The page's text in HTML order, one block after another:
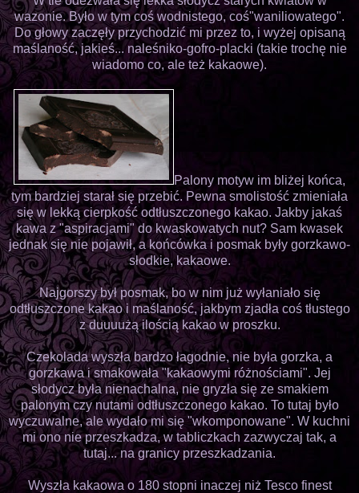
wazonie. Było w tym coś wodnistego, coś"waniliowatego".
Do głowy zaczęły przychodzić mi przez to, i wyżej opisaną
maślaność, jakieś... naleśniko-gofro-placki (takie trochę nie
wiadomo co, ale też kakaowe).
Palony motyw im bliżej końca,
tym bardziej starał się przebić. Pewna smolistość zmieniała
się w lekką cierpkość odtłuszczonego kakao. Jakby jakaś
kawa z "aspiracjami" do kwaskowatych nut? Sam kwasek
jednak się nie pojawił, a końcówka i posmak były gorzkawo-
słodkie, kakaowe.
Najgorszy był posmak, bo w nim już wyłaniało się
odtłuszczone kakao i maślaność, jakbym zjadła coś tłustego
z duuuużą ilością kakao w proszku.
Czekolada wyszła bardzo łagodnie, nie była gorzka, a
gorzkawa i smakowała "kakaowymi różnościami". Jej
słodycz była nienachalna, nie gryzła się ze smakiem
palonym czy nutami odtłuszczonego kakao. To tutaj było
wyczuwalne, ale wydało mi się "wkomponowane". W kuchni
mi ono nie przeszkadza, w tabliczkach zazwyczaj tak, a
tutaj... na granicy przeszkadzania.
Wyszła kakaowa o 180 stopni inaczej niż Tesco finest